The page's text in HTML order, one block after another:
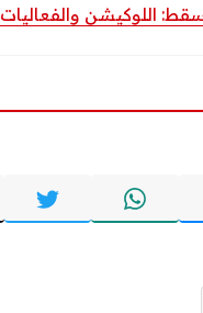
اللوكيشن والفعاليات